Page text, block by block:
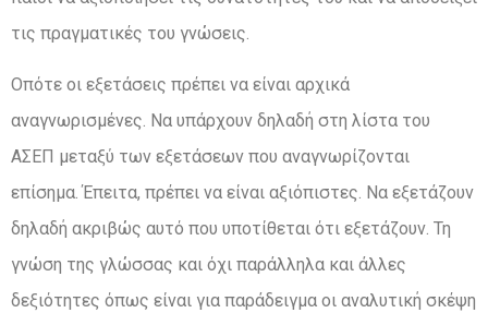
τις πραγματικές του γνώσεις.
Οπότε οι εξετάσεις πρέπει να είναι αρχικά
αναγνωρισμένες. Να υπάρχουν δηλαδή στη λίστα του
ΑΣΕΠ μεταξύ των εξετάσεων που αναγνωρίζονται
επίσημα. Έπειτα, πρέπει να είναι αξιόπιστες. Να εξετάζουν
δηλαδή ακριβώς αυτό που υποτίθεται ότι εξετάζουν. Τη
γνώση της γλώσσας και όχι παράλληλα και άλλες
δεξιότητες όπως είναι για παράδειγμα οι αναλυτική σκέψη